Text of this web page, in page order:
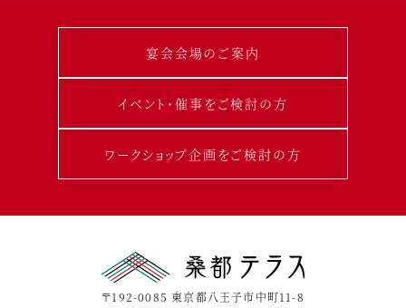
宴会会場のご案内
イベント･催事をご検討の方
ワークショップ企画をご検討の方
〒192-0085 東京都八王子市中町11-8